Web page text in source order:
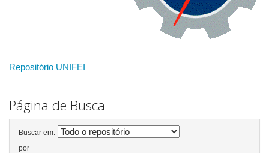
Repositório UNIFEI
Página de Busca
Buscar em:
por